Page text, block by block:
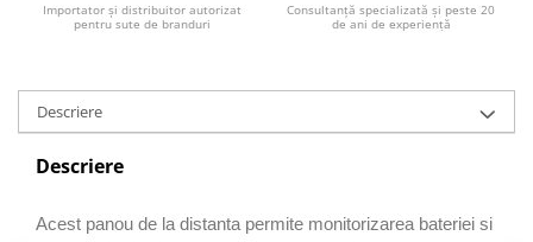
Statii de incarcare
electrice
Prize de incarcare vehicule
Turbine eoliene pentru casă
Importator și distribuitor autorizat
pentru sute de branduri
Consultanță specializată și peste 20
de ani de experiență
Descriere
Descriere
Acest panou de la distanta permite monitorizarea bateriei si